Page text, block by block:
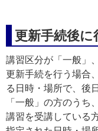
更新手続後
講習区分が「一般」
更新手続を行う場合
る日時・場所で、後
「一般」の方のう
講習を受講している